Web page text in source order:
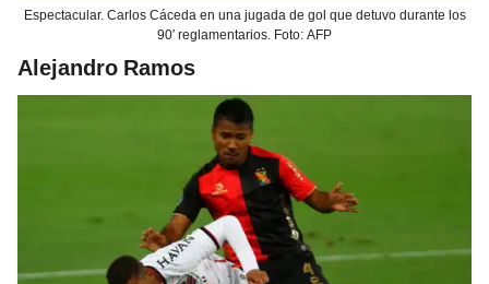
Espectacular. Carlos Cáceda en una jugada de gol que detuvo durante los
90′ reglamentarios. Foto: AFP
Alejandro Ramos